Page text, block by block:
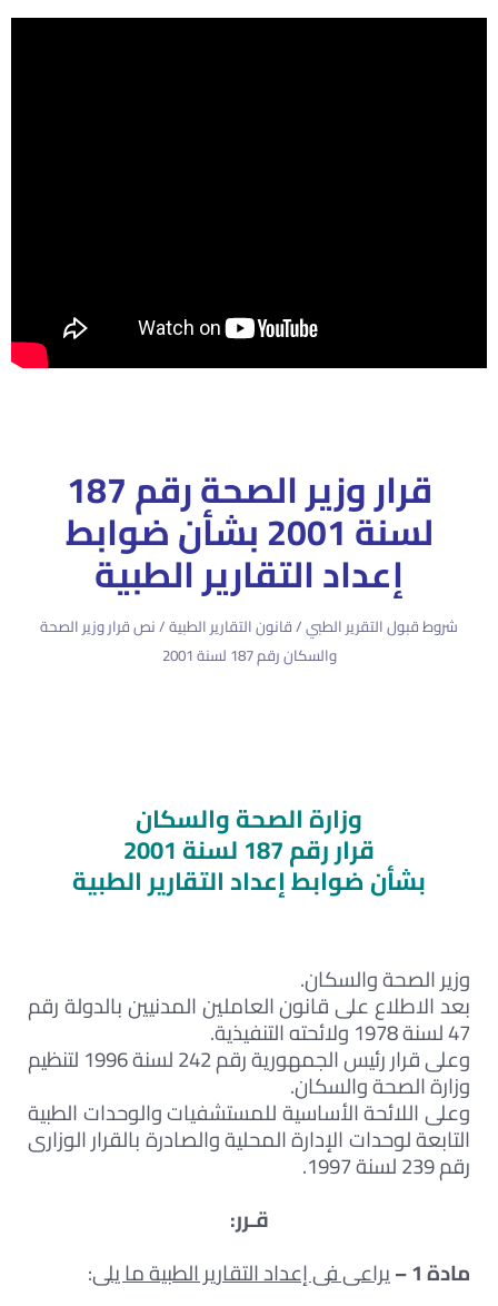
قرار وزير الصحة رقم 187
لسنة 2001 بشأن ضوابط
إعداد التقارير الطبية
شروط قبول التقرير الطبي / قانون التقارير الطبية / نص قرار وزير الصحة
والسكان رقم 187 لسنة 2001
وزارة الصحة والسكان
قرار رقم 187 لسنة 2001
بشأن ضوابط إعداد التقارير الطبية
وزير الصحة والسكان.
بعد الاطلاع على قانون العاملين المدنيين بالدولة رقم
47 لسنة 1978 ولائحته التنفيذية.
وعلى قرار رئيس الجمهورية رقم 242 لسنة 1996 لتنظيم
وزارة الصحة والسكان.
وعلى اللائحة الأساسية للمستشفيات والوحدات الطبية
التابعة لوحدات الإدارة المحلية والصادرة بالقرار الوزارى
رقم 239 لسنة 1997.
قـرر:
مادة 1 –
يراعى فى إعداد التقارير الطبية ما يلى: